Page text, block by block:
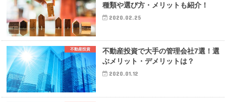
種類や選び方・メリットも紹介！
2020.02.25
不動産投資
不動産投資で大手の管理会社7選！選
ぶメリット・デメリットは？
2020.01.12